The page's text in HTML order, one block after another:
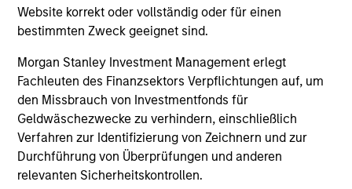
Website korrekt oder vollständig oder für einen
bestimmten Zweck geeignet sind.
Morgan Stanley Investment Management erlegt
Fachleuten des Finanzsektors Verpflichtungen auf, um
den Missbrauch von Investmentfonds für
Geldwäschezwecke zu verhindern, einschließlich
Verfahren zur Identifizierung von Zeichnern und zur
Durchführung von Überprüfungen und anderen
relevanten Sicherheitskontrollen.
und der Rücknahme von Anteilen anfallen, werden nicht
berücksichtigt. Alle Performance- und Index-Daten
stammen von Morgan Stanley Investment Management
Der Wert der Anlagen und der mit ihnen erzielten Erträge
können sowohl steigen als auch fallen. Es ist daher
möglich, dass Anleger das ursprünglich investierte Kapital
nicht in voller Höhe zurückerhalten.
Die Performance versteht sich nach Abzug der Gebühren.
Die Angaben zur Performance des laufenden Jahres sind
nicht annualisiert. Die Performance von anderen